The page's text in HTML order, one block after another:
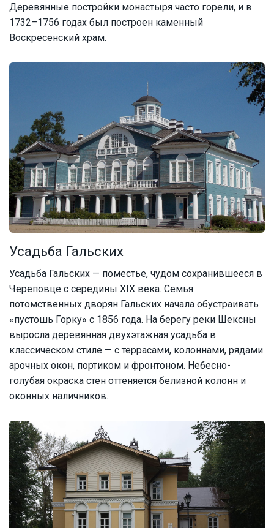
Деревянные постройки монастыря часто горели, и в
1732–1756 годах был построен каменный
Воскресенский храм.
Усадьба Гальских
Усадьба Гальских — поместье, чудом сохранившееся в
Череповце с середины XIX века. Семья
потомственных дворян Гальских начала обустраивать
«пустошь Горку» с 1856 года. На берегу реки Шексны
выросла деревянная двухэтажная усадьба в
классическом стиле — с террасами, колоннами, рядами
арочных окон, портиком и фронтоном. Небесно-
голубая окраска стен оттеняется белизной колонн и
оконных наличников.